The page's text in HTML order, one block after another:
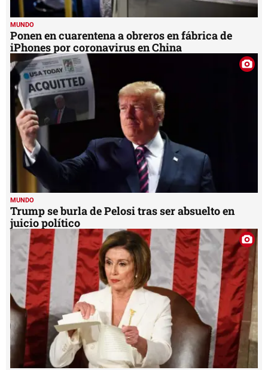
MUNDO
Ponen en cuarentena a obreros en fábrica de
iPhones por coronavirus en China
MUNDO
Trump se burla de Pelosi tras ser absuelto en
juicio político